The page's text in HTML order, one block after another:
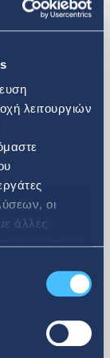
λειτουργιών
οι
άλλες
το
τη
την
και
tonics
IDEAL
,
της Γενικής